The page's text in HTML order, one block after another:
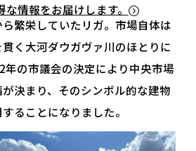
な情報をお届けします。
繁栄していたリガ。市場自体は
く大河ダウガヴァ川のほとりに
年の市議会の決定により中央市場
決まり、そのシンボル的な建物
ることになりました。